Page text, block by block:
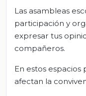
Las asambleas
participación y
expresar tus
compañeros.
En estos
afectan la